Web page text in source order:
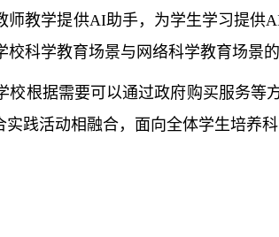
教学提供AI助手，为学生学习提供
科学教育场景与网络科学教育场景的
根据需要可以通过政府购买服务等
践活动相融合，面向全体学生培养科